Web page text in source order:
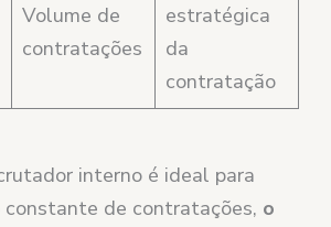
Volume de
contratações
estratégica
da
contratação
interno é ideal para
de contratações, o